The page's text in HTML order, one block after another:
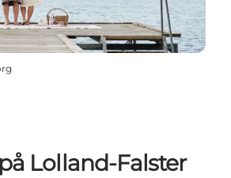
Lolland-Falster